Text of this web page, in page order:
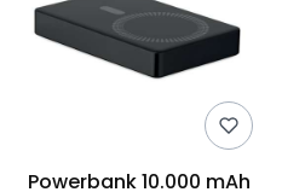
Powerbank 10.000 mAh